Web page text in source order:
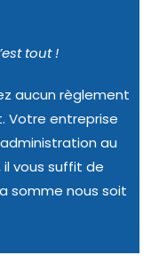
tout !
aucun règlement
Votre entreprise
au
il vous suffit de
somme nous soit